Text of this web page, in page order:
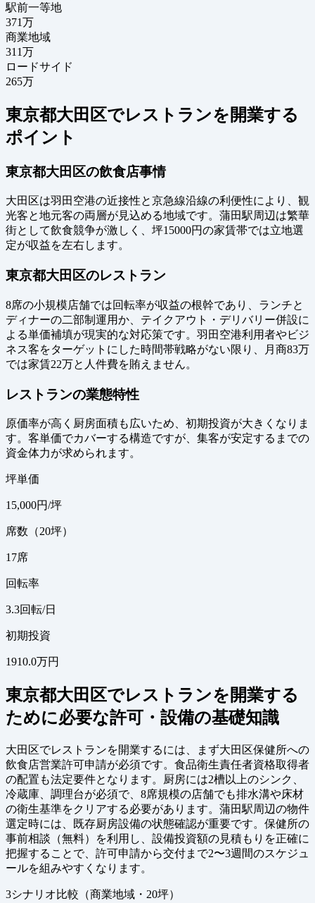
駅前一等地
371万
商業地域
311万
ロードサイド
265万
東京都大田区でレストランを開業する
ポイント
東京都大田区の飲食店事情
大田区は羽田空港の近接性と京急線沿線の利便性により、観
光客と地元客の両層が見込める地域です。蒲田駅周辺は繁華
街として飲食競争が激しく、坪15000円の家賃帯では立地選
定が収益を左右します。
東京都大田区のレストラン
8席の小規模店舗では回転率が収益の根幹であり、ランチと
ディナーの二部制運用か、テイクアウト・デリバリー併設に
よる単価補填が現実的な対応策です。羽田空港利用者やビジ
ネス客をターゲットにした時間帯戦略がない限り、月商83万
では家賃22万と人件費を賄えません。
レストランの業態特性
原価率が高く厨房面積も広いため、初期投資が大きくなりま
す。客単価でカバーする構造ですが、集客が安定するまでの
資金体力が求められます。
坪単価
15,000円/坪
席数（20坪）
17席
回転率
3.3回転/日
初期投資
1910.0万円
東京都大田区でレストランを開業する
ために必要な許可・設備の基礎知識
大田区でレストランを開業するには、まず大田区保健所への
飲食店営業許可申請が必須です。食品衛生責任者資格取得者
の配置も法定要件となります。厨房には2槽以上のシンク、
冷蔵庫、調理台が必須で、8席規模の店舗でも排水溝や床材
の衛生基準をクリアする必要があります。蒲田駅周辺の物件
選定時には、既存厨房設備の状態確認が重要です。保健所の
事前相談（無料）を利用し、設備投資額の見積もりを正確に
把握することで、許可申請から交付まで2〜3週間のスケジュ
ールを組みやすくなります。
3シナリオ比較（商業地域・20坪）